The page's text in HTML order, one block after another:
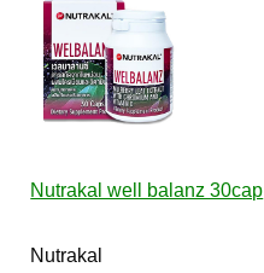
Vin21
karmart
Galderma
Sebamed
ผลิตภัณฑ์ รพ.ยันฮี
Nutrakal well balanz 30cap
Nutrakal